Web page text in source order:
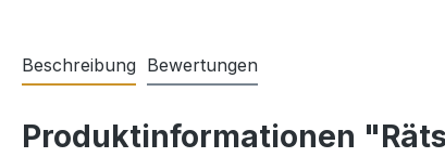
Beschreibung Bewertungen
Produktinformationen